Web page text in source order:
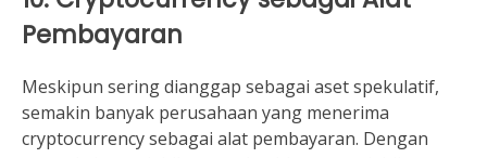
Pembayaran
Meskipun sering dianggap sebagai aset spekulatif,
semakin banyak perusahaan yang menerima
cryptocurrency sebagai alat pembayaran. Dengan